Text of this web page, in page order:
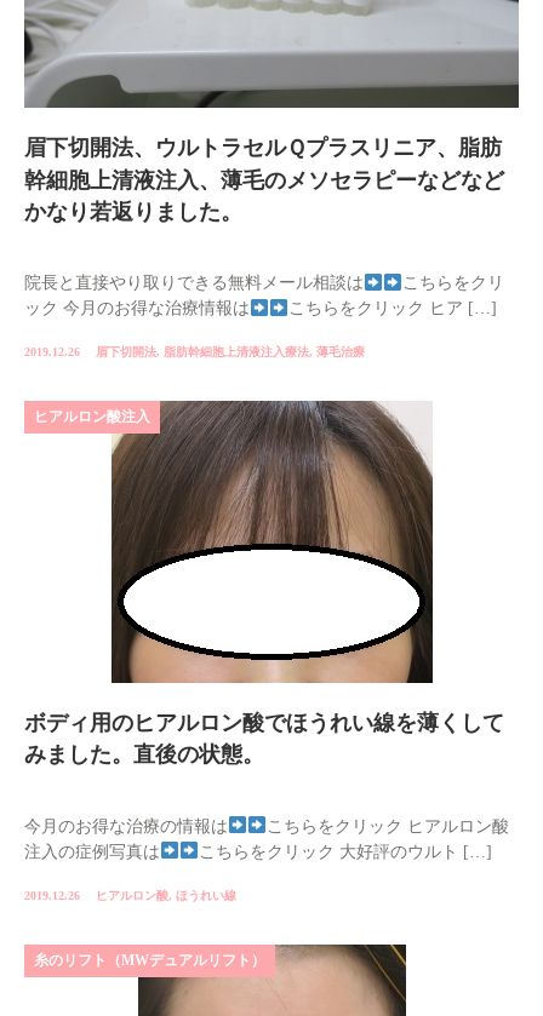
眉下切開法、ウルトラセルＱプラスリニア、脂肪
幹細胞上清液注入、薄毛のメソセラピーなどなど
かなり若返りました。
院長と直接やり取りできる無料メール相談は
こちらをクリ
ック 今月のお得な治療情報は
こちらをクリック ヒア […]
2019.12.26 眉下切開法, 脂肪幹細胞上清液注入療法, 薄毛治療
ヒアルロン酸注入
ボディ用のヒアルロン酸でほうれい線を薄くして
みました。直後の状態。
今月のお得な治療の情報は
こちらをクリック ヒアルロン酸
注入の症例写真は
こちらをクリック 大好評のウルト […]
2019.12.26 ヒアルロン酸, ほうれい線
糸のリフト（MWデュアルリフト）